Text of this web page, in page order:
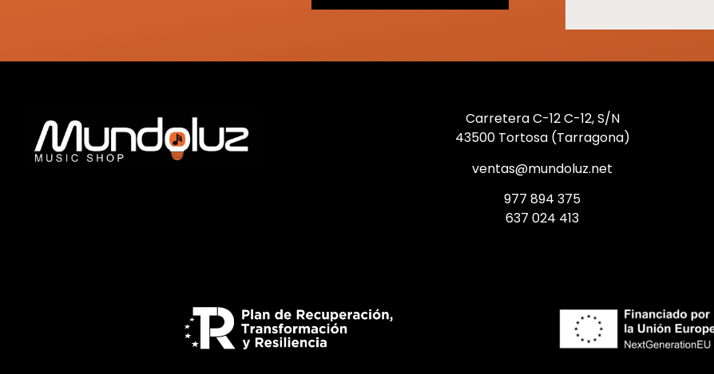
Carretera C-12 C-12, S/N
43500 Tortosa (Tarragona)
ventas@mundoluz.net
977 894 375
637 024 413